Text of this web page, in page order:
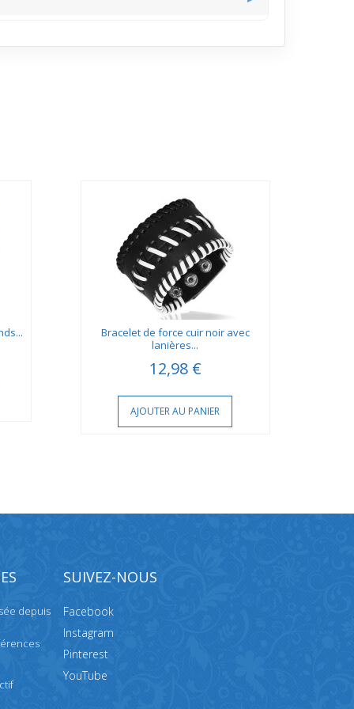
Bracelet de force cuir noir avec
lanières...
12,98 €
AJOUTER AU PANIER
depuis
SUIVEZ-NOUS
Facebook
Instagram
Pinterest
YouTube